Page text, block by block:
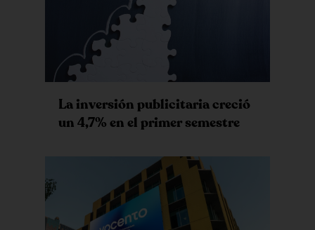
La inversión publicitaria creció
un 4,7% en el primer semestre